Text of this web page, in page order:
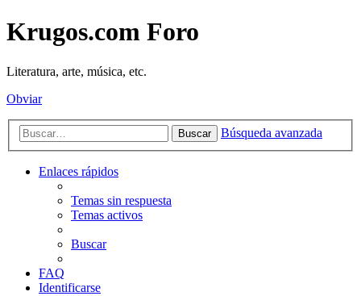
Krugos.com Foro
Literatura, arte, música, etc.
Obviar
Buscar Búsqueda avanzada
Enlaces rápidos
Temas sin respuesta
Temas activos
Buscar
FAQ
Identificarse